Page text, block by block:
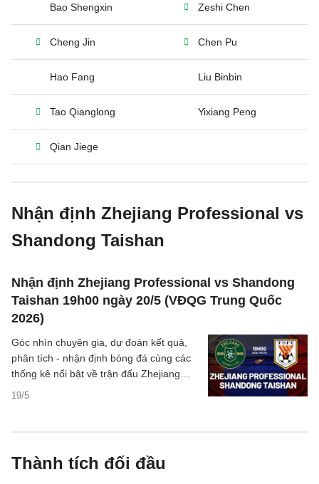
Bao Shengxin Zeshi Chen
Cheng Jin Chen Pu
Hao Fang Liu Binbin
Tao Qianglong Yixiang Peng
Qian Jiege
Nhận định Zhejiang Professional vs
Shandong Taishan
Nhận định Zhejiang Professional vs Shandong
Taishan 19h00 ngày 20/5 (VĐQG Trung Quốc
2026)
19/5
Góc nhìn chuyên gia, dự đoán kết quả,
phân tích - nhận định bóng đá cùng các
thống kê nổi bật về trận đấu Zhejiang
Professional vs Shandong Taishan thuộc
Thành tích đối đầu